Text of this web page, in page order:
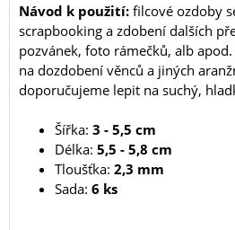
Návod k použití: filcové ozdoby
scrapbooking a zdobení dalších
pozvánek, foto rámečků, alb
na dozdobení věnců a jiných
doporučujeme lepit na suchý,
Šířka: 3 - 5,5 cm
Délka: 5,5 - 5,8 cm
Tloušťka: 2,3 mm
Sada: 6 ks